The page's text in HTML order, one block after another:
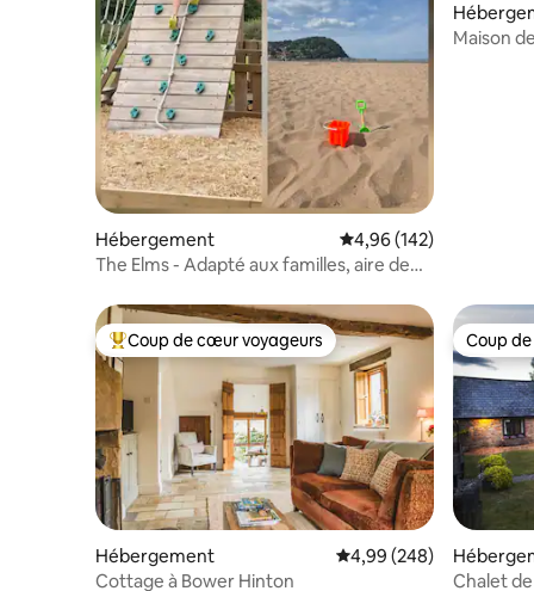
Hébergement Évaluation moyenne
4,96 (142)
The Elms - Adapté aux familles, aire de
Maison
Coups de cœur voyageurs les plus appréciés
Coup de cœur voyageurs
Hébergement Évaluation moyenne
4,99 (248)
Cottage à Bower Hinton
Coup
Coup
Chalet